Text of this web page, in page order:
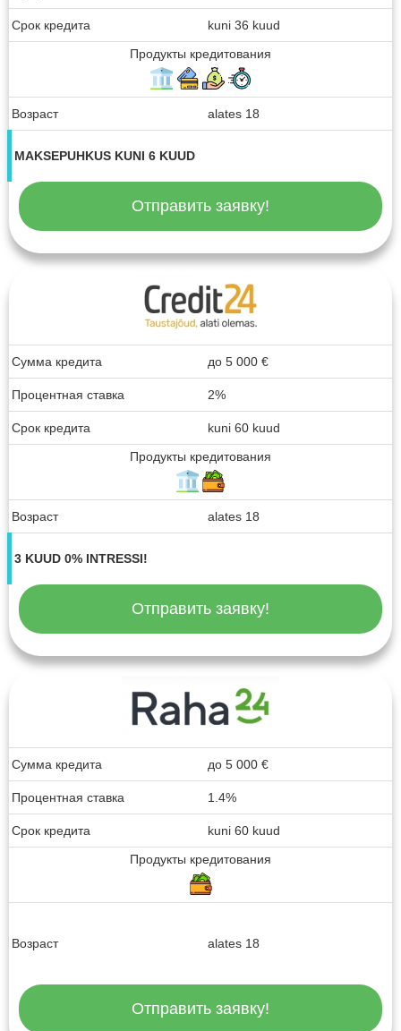
Срок кредита
kuni 36 kuud
Продукты кредитования
Возраст alates 18
MAKSEPUHKUS KUNI 6 KUUD
Отправить заявку!
Сумма кредита до 5 000 €
Процентная ставка 2%
Срок кредита
kuni 60 kuud
Продукты кредитования
Возраст alates 18
3 KUUD 0% INTRESSI!
Отправить заявку!
Сумма кредита до 5 000 €
Процентная ставка 1.4%
Срок кредита
kuni 60 kuud
Продукты кредитования
Возраст alates 18
Отправить заявку!